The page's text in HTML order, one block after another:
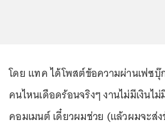
โดย แทค ได้โพสต์ข้อความผ่านเฟซบุ๊
คนไหนเดือดร้อนจริงๆ งานไม่มีเงินไ
คอมเมนต์ เดี๋ยวผมช่วย (แล้วผมจะส่